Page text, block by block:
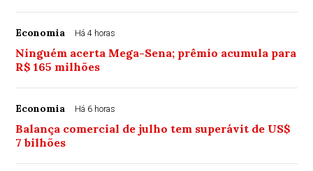
Economia Há 4 horas
Ninguém acerta Mega-Sena; prêmio acumula para
R$ 165 milhões
Economia Há 6 horas
Balança comercial de julho tem superávit de US$
7 bilhões